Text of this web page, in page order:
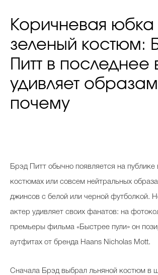
Коричневая юбка
зеленый костюм:
Питт в последнее
удивляет
почему
Брэд Питт обычно появляется на
костюмах или совсем нейтральных
джинсов с белой или черной футболкой.
актер удивляет своих фанатов: на
премьеры фильма «Быстрее пули» он
аутфитах от бренда Haans Nicholas Mott.
Сначала Брэд выбрал льняной костюм в